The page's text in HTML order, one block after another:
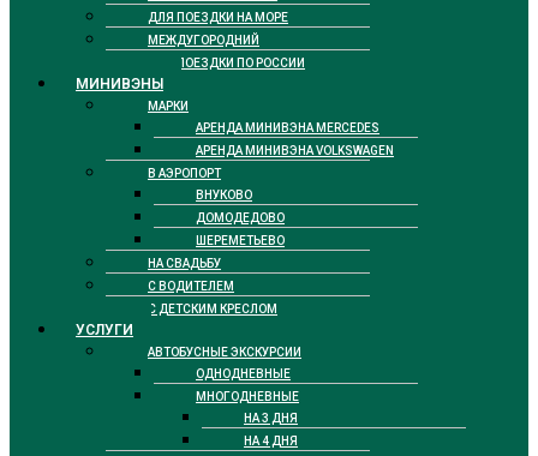
ДЛЯ ПОЕЗДКИ НА МОРЕ
МЕЖДУГОРОДНИЙ
ДЛЯ ПОЕЗДКИ ПО РОССИИ
МИНИВЭНЫ
МАРКИ
АРЕНДА МИНИВЭНА MERCEDES
АРЕНДА МИНИВЭНА VOLKSWAGEN
В АЭРОПОРТ
ВНУКОВО
ДОМОДЕДОВО
ШЕРЕМЕТЬЕВО
НА СВАДЬБУ
С ВОДИТЕЛЕМ
С ДЕТСКИМ КРЕСЛОМ
УСЛУГИ
АВТОБУСНЫЕ ЭКСКУРСИИ
ОДНОДНЕВНЫЕ
МНОГОДНЕВНЫЕ
НА 3 ДНЯ
НА 4 ДНЯ